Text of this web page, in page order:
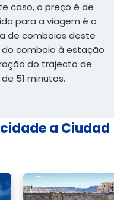
caso, o preço é de
para a viagem é o
de comboios deste
do comboio à estação
do trajecto de
51 minutos.
a Ciudad